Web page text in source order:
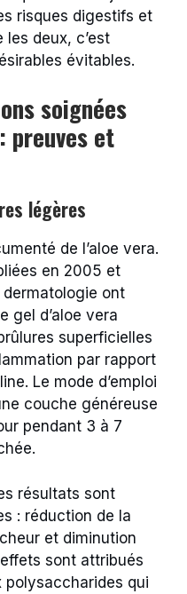
risques digestifs et
les deux, c’est
évitables.
soignées
preuves et
légères
de l’aloe vera.
en 2005 et
ont
gel d’aloe vera
superficielles
par rapport
Le mode d’emploi
couche généreuse
pendant 3 à 7
résultats sont
: réduction de la
et diminution
sont attribués
qui